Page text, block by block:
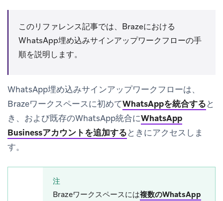
このリファレンス記事では、Brazeにおける
WhatsApp埋め込みサインアップワークフローの手
順を説明します。
WhatsApp埋め込みサインアップワークフローは、
Brazeワークスペースに初めてWhatsAppを統合すると
き、および既存のWhatsApp統合にWhatsApp
Businessアカウントを追加するときにアクセスしま
す。
注
Brazeワークスペースには複数のWhatsApp